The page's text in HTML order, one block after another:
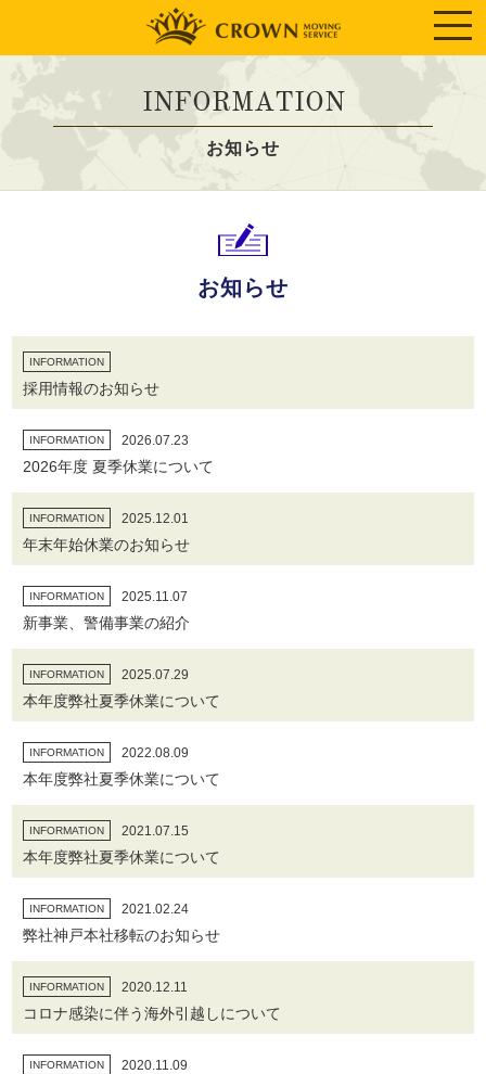
INFORMATION
お知らせ
お知らせ
INFORMATION
採用情報のお知らせ
INFORMATION 2026.07.23
2026年度 夏季休業について
INFORMATION 2025.12.01
年末年始休業のお知らせ
INFORMATION 2025.11.07
新事業、警備事業の紹介
INFORMATION 2025.07.29
本年度弊社夏季休業について
INFORMATION 2022.08.09
本年度弊社夏季休業について
INFORMATION 2021.07.15
本年度弊社夏季休業について
INFORMATION 2021.02.24
弊社神戸本社移転のお知らせ
INFORMATION 2020.12.11
コロナ感染に伴う海外引越しについて
INFORMATION 2020.11.09